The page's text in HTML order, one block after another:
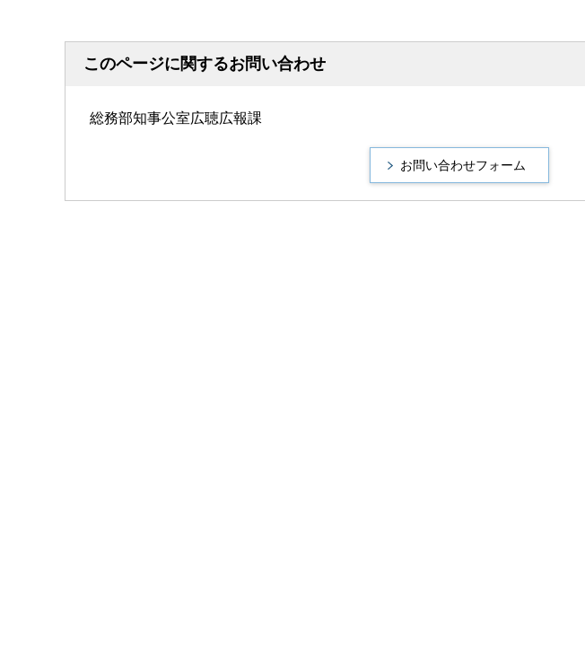
このページに関するお問い合わせ
総務部知事公室広聴広報課